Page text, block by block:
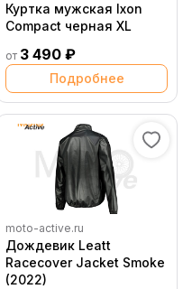
Куртка мужская Ixon
Compact черная XL
от 3 490 ₽
Подробнее
moto-active.ru
Дождевик Leatt
Racecover Jacket Smoke
(2022)